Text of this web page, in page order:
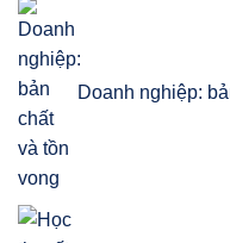
Doanh nghiệp: